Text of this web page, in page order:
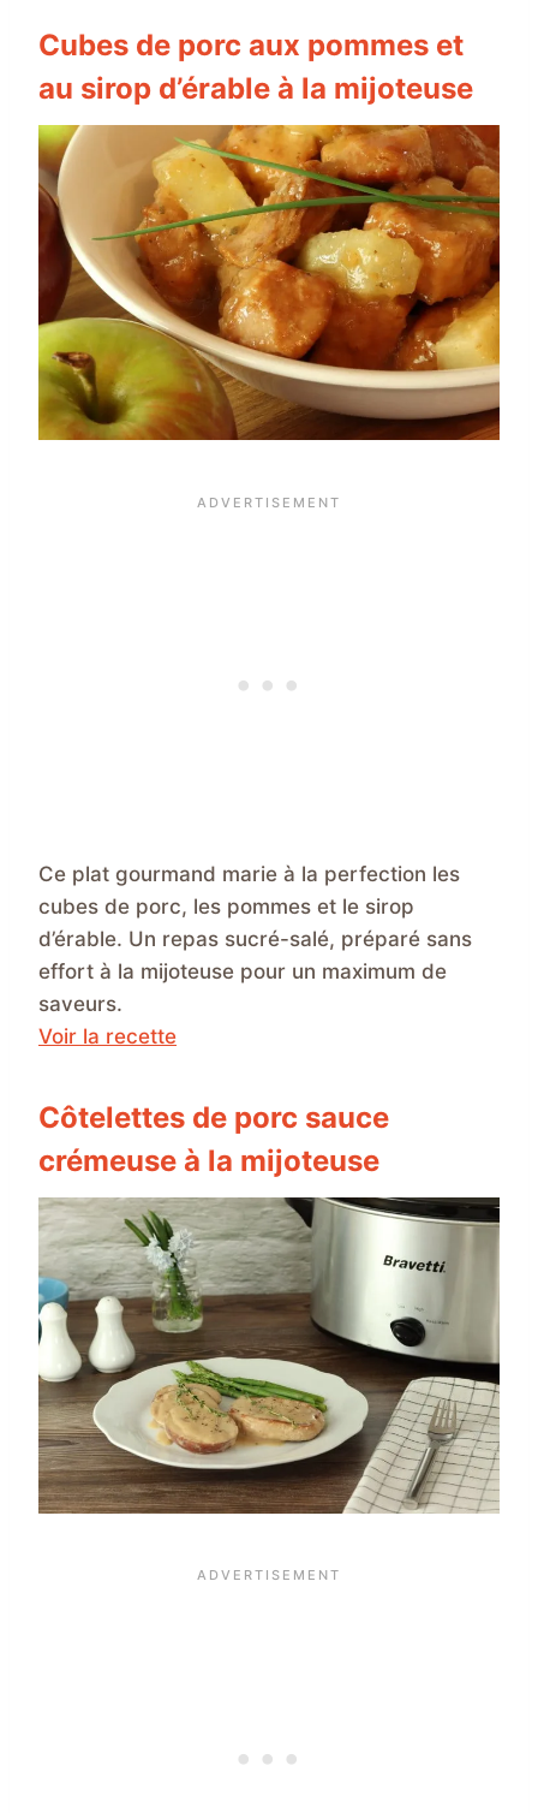
Cubes de porc aux pommes et
au sirop d’érable à la mijoteuse
Ce plat gourmand marie à la perfection les
cubes de porc, les pommes et le sirop
d’érable. Un repas sucré-salé, préparé sans
effort à la mijoteuse pour un maximum de
saveurs.
Voir la recette
Côtelettes de porc sauce
crémeuse à la mijoteuse